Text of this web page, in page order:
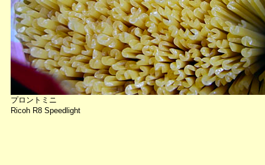
プロントミニ
Ricoh R8 Speedlight